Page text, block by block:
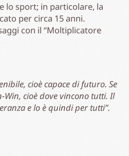
lo sport; in particolare, la
per circa 15 anni.
con il “Moltiplicatore
cioè capace di futuro. Se
Win, cioè dove vincono tutti. Il
e lo è quindi per tutti”.